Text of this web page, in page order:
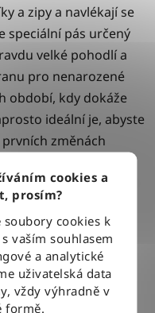
cookies a
prosím?
cookies k
vaším souhlasem
a analytické
uživatelská data
vždy výhradně v
formě.
a zipy a navlékají se
speciální pás určený
velké pohodlí a
pro nenarozené
období, kdy dokáže
ideální je, abyste
změnách
Protože i když se
těhotenství, tak
s vámi hezky od